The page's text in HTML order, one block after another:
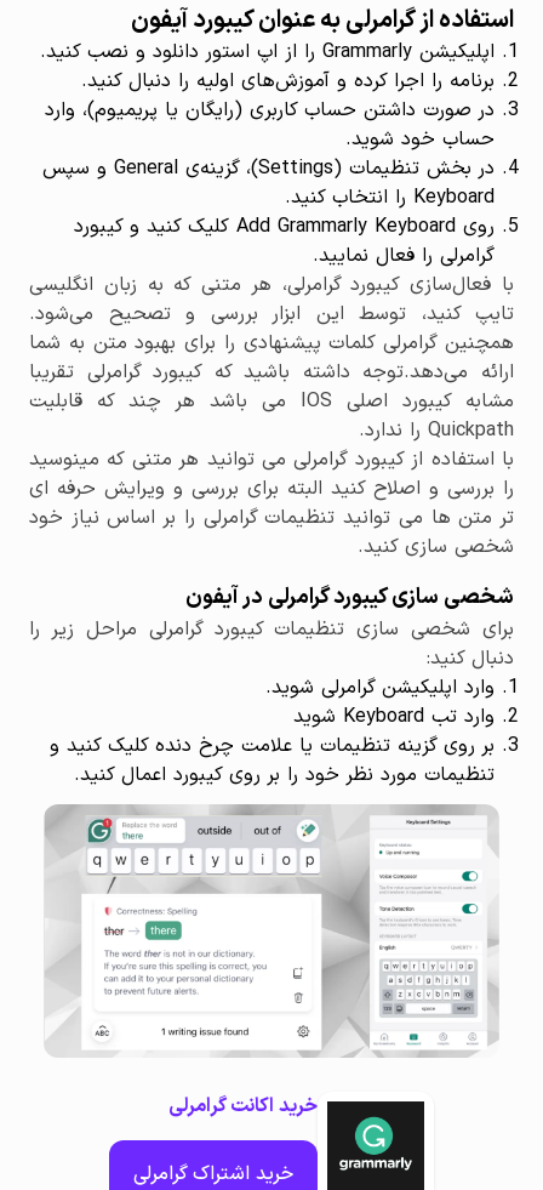
استفاده از گرامرلی به عنوان کیبورد آیفون
اپلیکیشن Grammarly را از اپ استور دانلود و نصب کنید.
برنامه را اجرا کرده و آموزش‌های اولیه را دنبال کنید.
در صورت داشتن حساب کاربری (رایگان یا پریمیوم)، وارد
حساب خود شوید.
در بخش تنظیمات (Settings)، گزینه‌ی General و سپس
Keyboard را انتخاب کنید.
روی Add Grammarly Keyboard کلیک کنید و کیبورد
گرامرلی را فعال نمایید.
با فعال‌سازی کیبورد گرامرلی، هر متنی که به زبان انگلیسی
تایپ کنید، توسط این ابزار بررسی و تصحیح می‌شود.
همچنین گرامرلی کلمات پیشنهادی را برای بهبود متن به شما
ارائه می‌دهد.توجه داشته باشید که کیبورد گرامرلی تقریبا
مشابه کیبورد اصلی IOS می باشد هر چند که قابلیت
Quickpath را ندارد.
با استفاده از کیبورد گرامرلی می توانید هر متنی که مینوسید
را بررسی و اصلاح کنید البته برای بررسی و ویرایش حرفه ای
تر متن ها می توانید تنظیمات گرامرلی را بر اساس نیاز خود
شخصی سازی کنید.
شخصی سازی کیبورد گرامرلی در آیفون
برای شخصی سازی تنظیمات کیبورد گرامرلی مراحل زیر را
دنبال کنید:
وارد اپلیکیشن گرامرلی شوید.
وارد تب Keyboard شوید
بر روی گزینه تنظیمات یا علامت چرخ دنده کلیک کنید و
تنظیمات مورد نظر خود را بر روی کیبورد اعمال کنید.
خرید اکانت گرامرلی
خرید اشتراک گرامرلی